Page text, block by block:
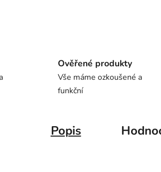
Ověřené produkty
Vše máme ozkoušené a
funkční
Popis